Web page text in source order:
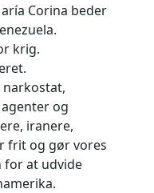
Corina beder
krig.
narkostat,
og
iranere,
frit og gør vores
for at udvide